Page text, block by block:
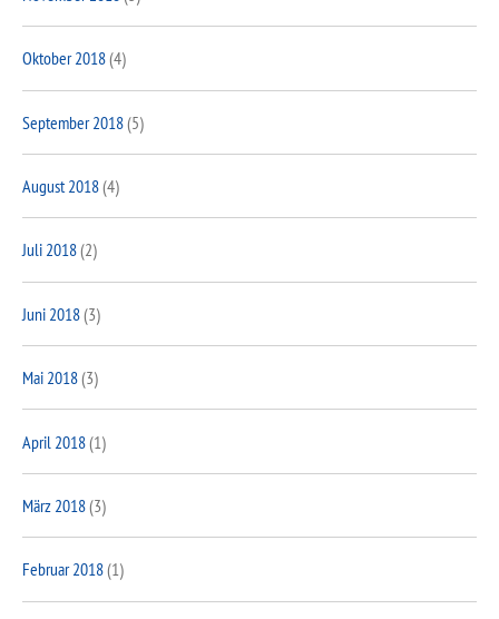
Oktober 2018(4)
September 2018(5)
August 2018(4)
Juli 2018(2)
Juni 2018(3)
Mai 2018(3)
April 2018(1)
März 2018(3)
Februar 2018(1)